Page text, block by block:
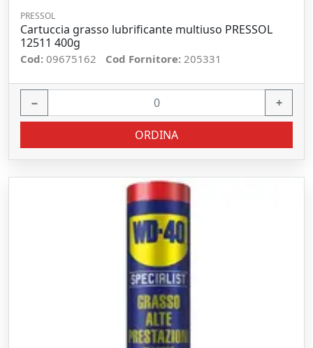
PRESSOL
Cartuccia grasso lubrificante multiuso PRESSOL
12511 400g
Cod: 09675162 Cod Fornitore: 205331
− +
ORDINA